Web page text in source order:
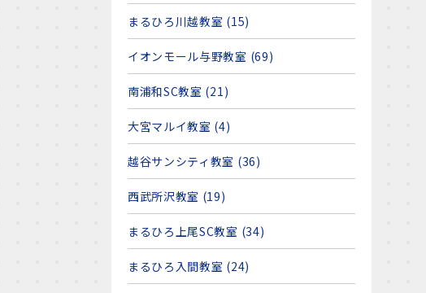
まるひろ川越教室 (15)
イオンモール与野教室 (69)
南浦和SC教室 (21)
大宮マルイ教室 (4)
越谷サンシティ教室 (36)
西武所沢教室 (19)
まるひろ上尾SC教室 (34)
まるひろ入間教室 (24)